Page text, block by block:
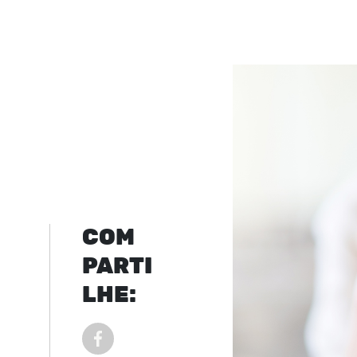
COM
PARTI
LHE:
COMPARTILHAR POST NO FACEBOOK EM